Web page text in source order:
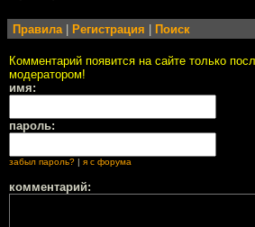
Правила| Регистрация Поиск
Комментарий появится на сайте только
модератором!
имя:
пароль:
забыл пароль? я с форума
комментарий: